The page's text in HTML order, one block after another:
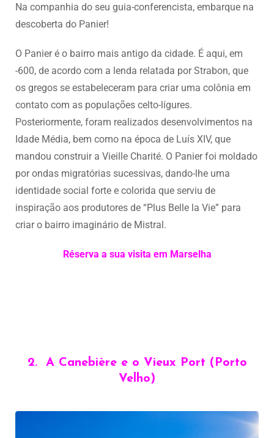
Na companhia do seu guia-conferencista, embarque na
descoberta do Panier!
O Panier é o bairro mais antigo da cidade. É aqui, em
-600, de acordo com a lenda relatada por Strabon, que
os gregos se estabeleceram para criar uma colônia em
contato com as populações celto-lígures.
Posteriormente, foram realizados desenvolvimentos na
Idade Média, bem como na época de Luís XIV, que
mandou construir a Vieille Charité. O Panier foi moldado
por ondas migratórias sucessivas, dando-lhe uma
identidade social forte e colorida que serviu de
inspiração aos produtores de “Plus Belle la Vie” para
criar o bairro imaginário de Mistral.
Réserva a sua visita em Marselha
2. A Canebière e o Vieux Port (Porto
Velho)